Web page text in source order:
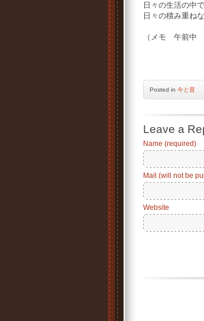
日々の生活の中
日々の積み重ね
（メモ 午前中
Posted in 今と昔
Leave a
Name (required)
Mail (will not be
Website